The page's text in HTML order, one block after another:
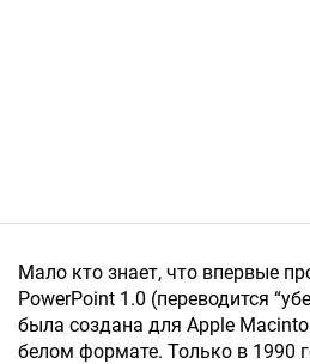
Мало кто знает, что впервые
PowerPoint 1.0 (переводится
была создана для Apple
белом формате. Только в 1990